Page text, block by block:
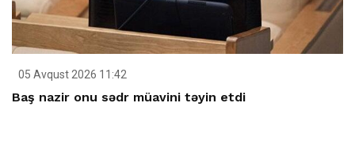
05 Avqust 2026 11:42
Baş nazir onu sədr müavini təyin etdi